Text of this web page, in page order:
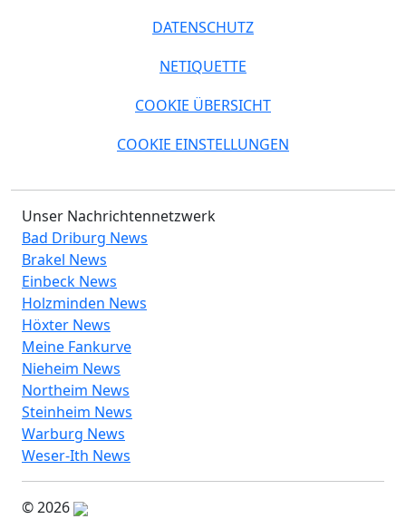
DATENSCHUTZ
NETIQUETTE
COOKIE ÜBERSICHT
COOKIE EINSTELLUNGEN
Unser Nachrichtennetzwerk
Bad Driburg News
Brakel News
Einbeck News
Holzminden News
Höxter News
Meine Fankurve
Nieheim News
Northeim News
Steinheim News
Warburg News
Weser-Ith News
© 2026